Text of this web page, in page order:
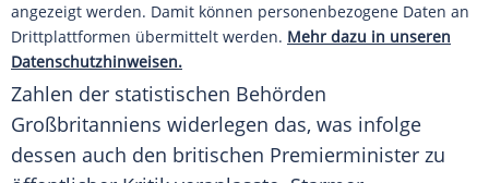
angezeigt werden. Damit können personenbezogene Daten an
Drittplattformen übermittelt werden. Mehr dazu in unseren
Datenschutzhinweisen.
Zahlen der statistischen Behörden
Großbritanniens widerlegen das, was infolge
dessen auch den britischen Premierminister zu